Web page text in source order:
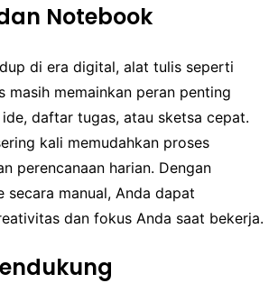
Notebook
di era digital, alat tulis seperti
masih memainkan peran penting
daftar tugas, atau sketsa cepat.
kali memudahkan proses
perencanaan harian. Dengan
secara manual, Anda dapat
dan fokus Anda saat bekerja.